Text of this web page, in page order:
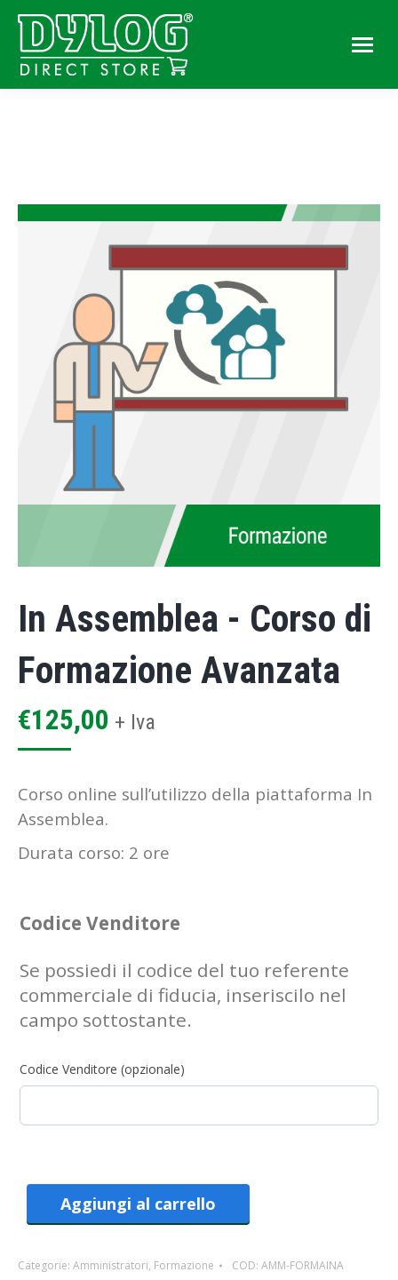
In Assemblea - Corso di
Formazione Avanzata
€125,00 + Iva
Corso online sull’utilizzo della piattaforma In
Assemblea.
Durata corso: 2 ore
Codice Venditore
Se possiedi il codice del tuo referente
commerciale di fiducia, inseriscilo nel
campo sottostante.
Codice Venditore (opzionale)
Aggiungi al carrello
Categorie: Amministratori, Formazione COD: AMM-FORMAINA